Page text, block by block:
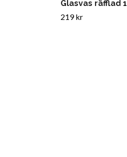
Glasvas räfflad
219 kr